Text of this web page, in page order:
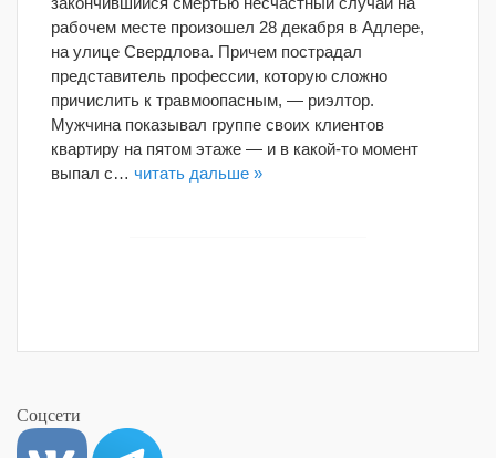
рабочем месте произошел 28 декабря в Адлере,
на улице Свердлова. Причем пострадал
представитель профессии, которую сложно
причислить к травмоопасным, — риэлтор.
Мужчина показывал группе своих клиентов
квартиру на пятом этаже — и в какой-то момент
выпал с… читать дальше »
Соцсети